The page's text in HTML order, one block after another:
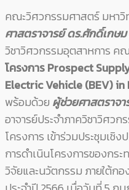
คณะวิศวกรรมศาสตร์ มหาวิ
ศาสตราจารย์ ดร.ศักดิ์เกษ
วิชาวิศวกรรมอุตสาหการ ค
โครงการ Prospect
Electric Vehicle (BEV)
พร้อมด้วย ผู้ช่วยศาสตราจ
อาจารย์ประจำภาควิชาวิศว
โครงการ เข้าร่วมประชุมเชิ
การดำเนินโครงการของกร
วิจัยและนวัตกรรม ภายใต้ก